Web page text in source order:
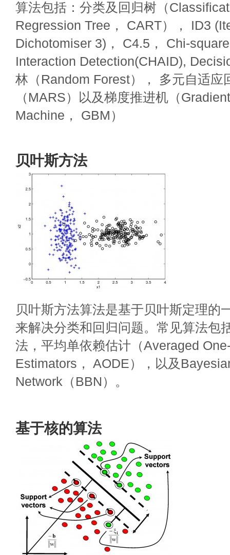
算法包括：分类及回归树（
Regression Tree， CART）， ID3
Dichotomiser 3)， C4.5， Chi-
Interaction Detection(CHAID),
林（Random Forest）， 多元自适应
（MARS）以及梯度推进机（
Machine， GBM）
贝叶斯方法
贝叶斯方法算法是基于贝叶斯定理的
来解决分类和回归问题。常见算法包
法，平均单依赖估计（Averaged
Estimators， AODE），以及
Network（BBN）。
基于核的算法